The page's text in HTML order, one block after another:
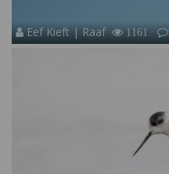
Eef Kieft | Raaf 1161